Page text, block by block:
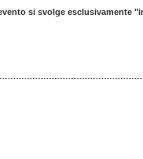
si svolge esclusivamente